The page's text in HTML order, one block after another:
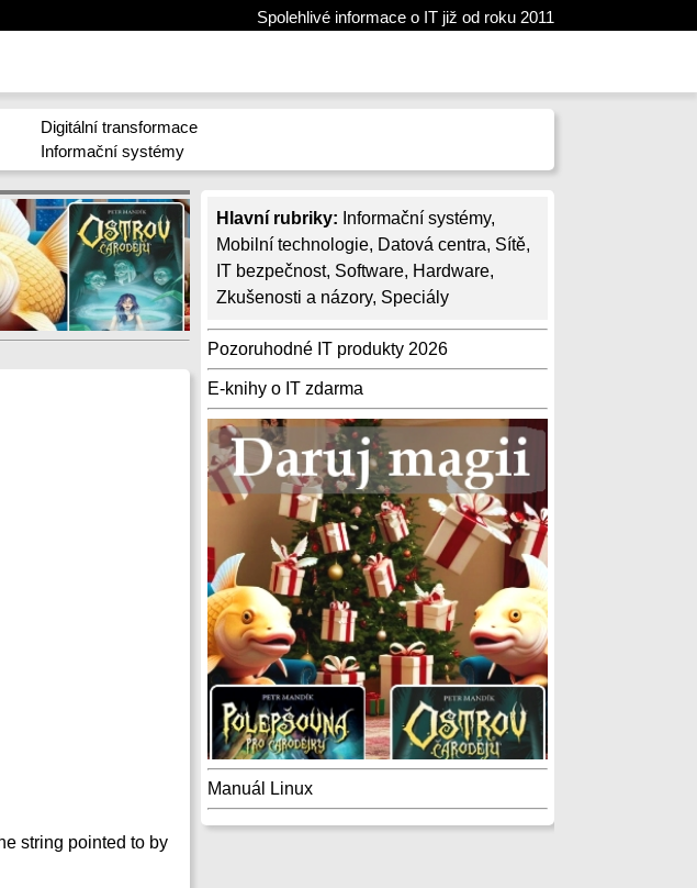
Spolehlivé informace o IT již od roku 2011
Digitální transformace
Informační systémy
Hlavní rubriky: Informační systémy,
Mobilní technologie, Datová centra, Sítě,
IT bezpečnost, Software, Hardware,
Zkušenosti a názory, Speciály
Pozoruhodné IT produkty 2026
E-knihy o IT zdarma
Manuál Linux
string pointed to by